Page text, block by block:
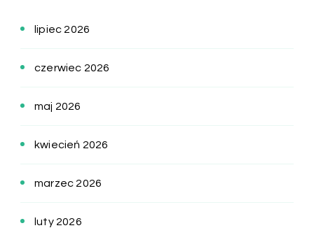
lipiec 2026
czerwiec 2026
maj 2026
kwiecień 2026
marzec 2026
luty 2026